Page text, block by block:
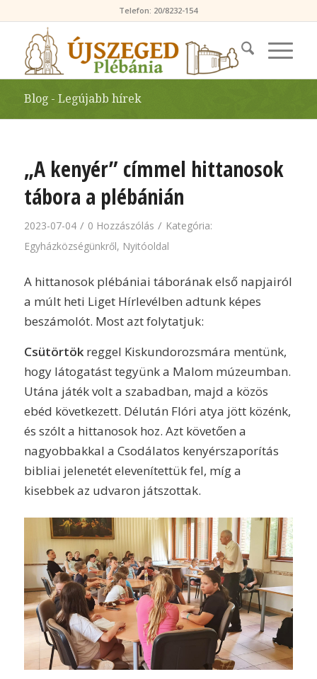
Telefon: 20/8232-154
Blog - Legújabb hírek
„A kenyér” címmel hittanosok
tábora a plébánián
2023-07-04 / 0 Hozzászólás / Kategória:
Egyházközségünkről, Nyitóoldal
A hittanosok plébániai táborának első napjairól
a múlt heti Liget Hírlevélben adtunk képes
beszámolót. Most azt folytatjuk:
Csütörtökreggel Kiskundorozsmára mentünk,
hogy látogatást tegyünk a Malom múzeumban.
Utána játék volt a szabadban, majd a közös
ebéd következett. Délután Flóri atya jött közénk,
és szólt a hittanosok hoz. Azt követően a
nagyobbakkal a Csodálatos kenyérszaporítás
bibliai jelenetét elevenítettük fel, míg a
kisebbek az udvaron játszottak.